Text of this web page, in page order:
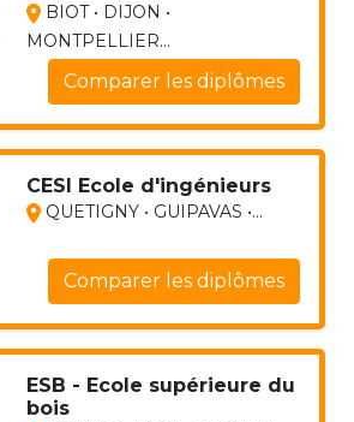
BIOT • DIJON •
MONTPELLIER...
Comparer les diplômes
CESI Ecole d'ingénieurs
QUETIGNY • GUIPAVAS •...
Comparer les diplômes
ESB - Ecole supérieure du
bois